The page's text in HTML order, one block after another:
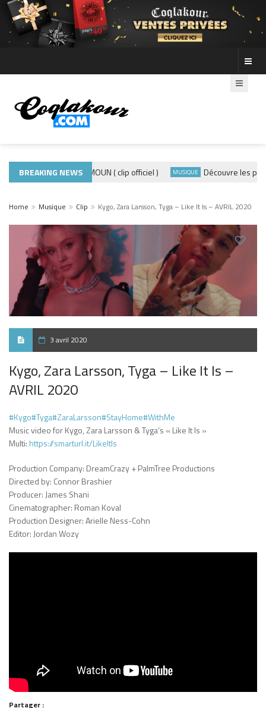
BREAKING NEWS
ADE440 – GRAMOUN ( clip officiel ) MUSIQUE Découvre les photos
Home Musique Clip Kygo, Zara Larsson, Tyga – Like It Is – AVRIL 2020
3 avril 2020
Kygo, Zara Larsson, Tyga – Like It Is –
AVRIL 2020
#Kygo#Tyga#ZaraLarsson#StayHome#WithMe
Music video for Kygo, Zara Larsson & Tyga’s « Like It Is »
Multi: https://smarturl.it/LikeItIs
Production Company: DreamCrazy + PalmTree Productions
Directed by: Connor Brashier
Producer: James Shani
Cinematographer: Roman Koval
Production Designer: Arielle Ness-Cohn
Editor: Jordan Wozy
Partager :